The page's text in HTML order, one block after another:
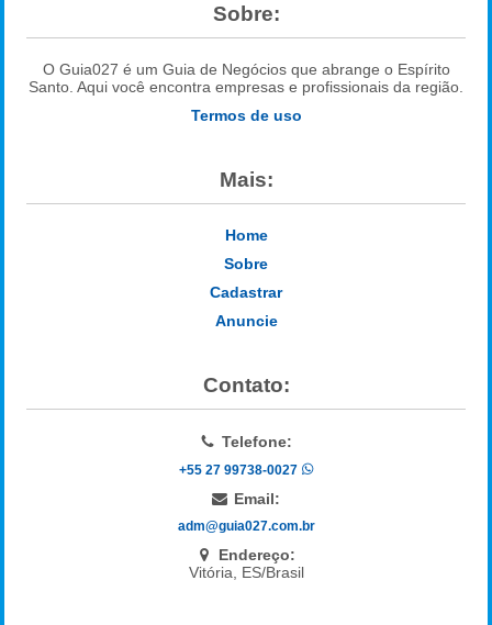
Sobre:
O Guia027 é um Guia de Negócios que abrange o Espírito
Santo. Aqui você encontra empresas e profissionais da região.
Termos de uso
Mais:
Home
Sobre
Cadastrar
Anuncie
Contato:
Telefone:
+55 27 99738-0027
Email:
adm@guia027.com.br
Endereço:
Vitória, ES/Brasil